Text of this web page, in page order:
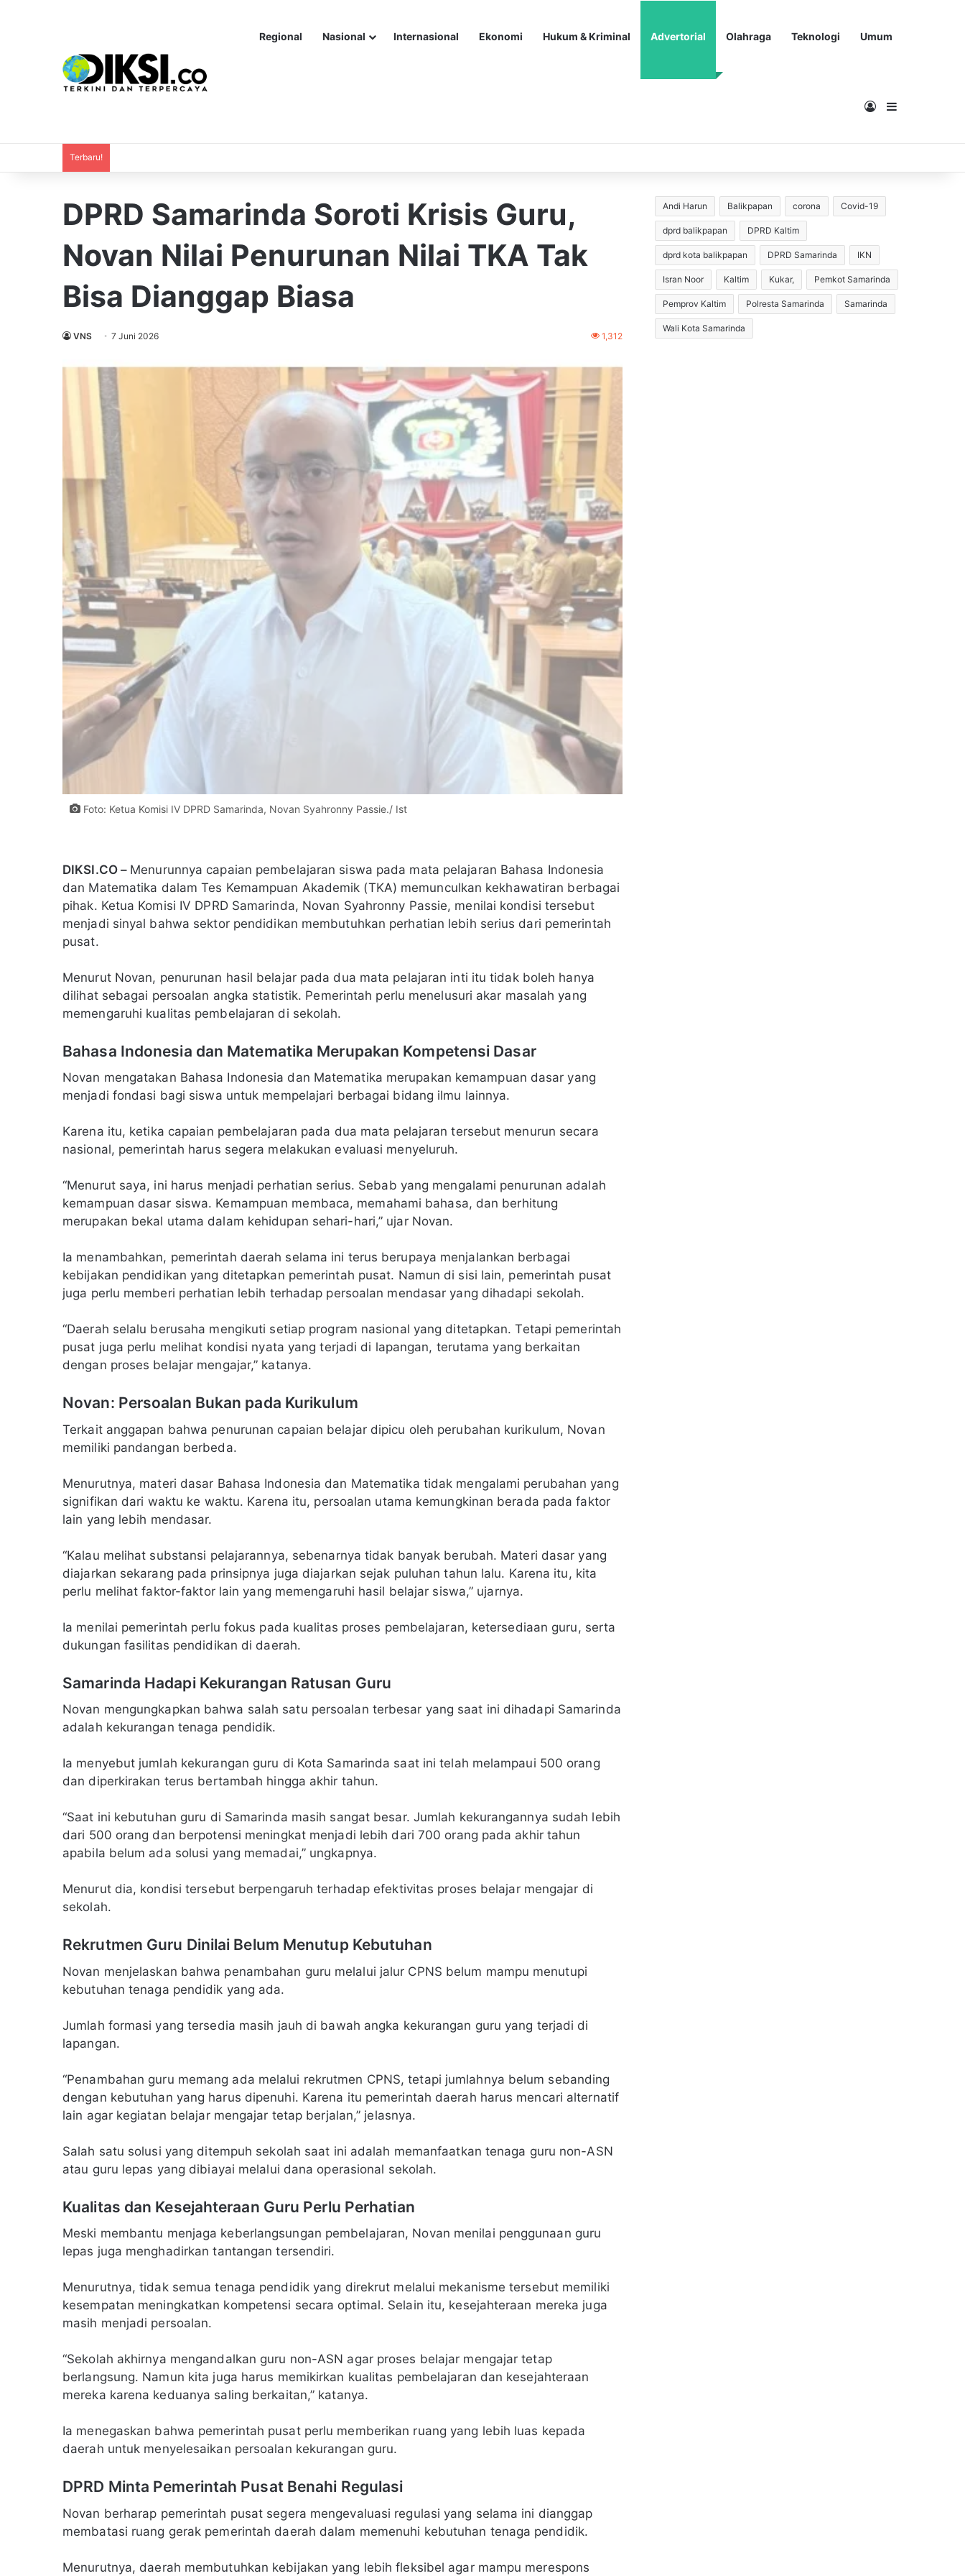
Regional Nasional Internasional Ekonomi Hukum & Kriminal Advertorial Olahraga Teknologi Umum
MasukSidebar
Terbaru!
DPRD Samarinda Soroti Krisis Guru,
Novan Nilai Penurunan Nilai TKA Tak
Bisa Dianggap Biasa
VNS 7 Juni 2026 1,312
Foto: Ketua Komisi IV DPRD Samarinda, Novan Syahronny Passie./ Ist
DIKSI.CO – Menurunnya capaian pembelajaran siswa pada mata pelajaran Bahasa Indonesia
dan Matematika dalam Tes Kemampuan Akademik (TKA) memunculkan kekhawatiran berbagai
pihak. Ketua Komisi IV DPRD Samarinda, Novan Syahronny Passie, menilai kondisi tersebut
menjadi sinyal bahwa sektor pendidikan membutuhkan perhatian lebih serius dari pemerintah
pusat.
Menurut Novan, penurunan hasil belajar pada dua mata pelajaran inti itu tidak boleh hanya
dilihat sebagai persoalan angka statistik. Pemerintah perlu menelusuri akar masalah yang
memengaruhi kualitas pembelajaran di sekolah.
Bahasa Indonesia dan Matematika Merupakan Kompetensi Dasar
Novan mengatakan Bahasa Indonesia dan Matematika merupakan kemampuan dasar yang
menjadi fondasi bagi siswa untuk mempelajari berbagai bidang ilmu lainnya.
Karena itu, ketika capaian pembelajaran pada dua mata pelajaran tersebut menurun secara
nasional, pemerintah harus segera melakukan evaluasi menyeluruh.
“Menurut saya, ini harus menjadi perhatian serius. Sebab yang mengalami penurunan adalah
kemampuan dasar siswa. Kemampuan membaca, memahami bahasa, dan berhitung
merupakan bekal utama dalam kehidupan sehari-hari,” ujar Novan.
Ia menambahkan, pemerintah daerah selama ini terus berupaya menjalankan berbagai
kebijakan pendidikan yang ditetapkan pemerintah pusat. Namun di sisi lain, pemerintah pusat
juga perlu memberi perhatian lebih terhadap persoalan mendasar yang dihadapi sekolah.
“Daerah selalu berusaha mengikuti setiap program nasional yang ditetapkan. Tetapi pemerintah
pusat juga perlu melihat kondisi nyata yang terjadi di lapangan, terutama yang berkaitan
dengan proses belajar mengajar,” katanya.
Novan: Persoalan Bukan pada Kurikulum
Terkait anggapan bahwa penurunan capaian belajar dipicu oleh perubahan kurikulum, Novan
memiliki pandangan berbeda.
Menurutnya, materi dasar Bahasa Indonesia dan Matematika tidak mengalami perubahan yang
signifikan dari waktu ke waktu. Karena itu, persoalan utama kemungkinan berada pada faktor
lain yang lebih mendasar.
“Kalau melihat substansi pelajarannya, sebenarnya tidak banyak berubah. Materi dasar yang
diajarkan sekarang pada prinsipnya juga diajarkan sejak puluhan tahun lalu. Karena itu, kita
perlu melihat faktor-faktor lain yang memengaruhi hasil belajar siswa,” ujarnya.
Ia menilai pemerintah perlu fokus pada kualitas proses pembelajaran, ketersediaan guru, serta
dukungan fasilitas pendidikan di daerah.
Samarinda Hadapi Kekurangan Ratusan Guru
Novan mengungkapkan bahwa salah satu persoalan terbesar yang saat ini dihadapi Samarinda
adalah kekurangan tenaga pendidik.
Ia menyebut jumlah kekurangan guru di Kota Samarinda saat ini telah melampaui 500 orang
dan diperkirakan terus bertambah hingga akhir tahun.
“Saat ini kebutuhan guru di Samarinda masih sangat besar. Jumlah kekurangannya sudah lebih
dari 500 orang dan berpotensi meningkat menjadi lebih dari 700 orang pada akhir tahun
apabila belum ada solusi yang memadai,” ungkapnya.
Menurut dia, kondisi tersebut berpengaruh terhadap efektivitas proses belajar mengajar di
sekolah.
Rekrutmen Guru Dinilai Belum Menutup Kebutuhan
Novan menjelaskan bahwa penambahan guru melalui jalur CPNS belum mampu menutupi
kebutuhan tenaga pendidik yang ada.
Jumlah formasi yang tersedia masih jauh di bawah angka kekurangan guru yang terjadi di
lapangan.
“Penambahan guru memang ada melalui rekrutmen CPNS, tetapi jumlahnya belum sebanding
dengan kebutuhan yang harus dipenuhi. Karena itu pemerintah daerah harus mencari alternatif
lain agar kegiatan belajar mengajar tetap berjalan,” jelasnya.
Salah satu solusi yang ditempuh sekolah saat ini adalah memanfaatkan tenaga guru non-ASN
atau guru lepas yang dibiayai melalui dana operasional sekolah.
Kualitas dan Kesejahteraan Guru Perlu Perhatian
Meski membantu menjaga keberlangsungan pembelajaran, Novan menilai penggunaan guru
lepas juga menghadirkan tantangan tersendiri.
Menurutnya, tidak semua tenaga pendidik yang direkrut melalui mekanisme tersebut memiliki
kesempatan meningkatkan kompetensi secara optimal. Selain itu, kesejahteraan mereka juga
masih menjadi persoalan.
“Sekolah akhirnya mengandalkan guru non-ASN agar proses belajar mengajar tetap
berlangsung. Namun kita juga harus memikirkan kualitas pembelajaran dan kesejahteraan
mereka karena keduanya saling berkaitan,” katanya.
Ia menegaskan bahwa pemerintah pusat perlu memberikan ruang yang lebih luas kepada
daerah untuk menyelesaikan persoalan kekurangan guru.
DPRD Minta Pemerintah Pusat Benahi Regulasi
Novan berharap pemerintah pusat segera mengevaluasi regulasi yang selama ini dianggap
membatasi ruang gerak pemerintah daerah dalam memenuhi kebutuhan tenaga pendidik.
Menurutnya, daerah membutuhkan kebijakan yang lebih fleksibel agar mampu merespons
Andi Harun Balikpapan corona Covid-19
dprd balikpapan DPRD Kaltim
dprd kota balikpapan DPRD Samarinda IKN
Isran Noor Kaltim Kukar, Pemkot Samarinda
Pemprov Kaltim Polresta Samarinda Samarinda
Wali Kota Samarinda